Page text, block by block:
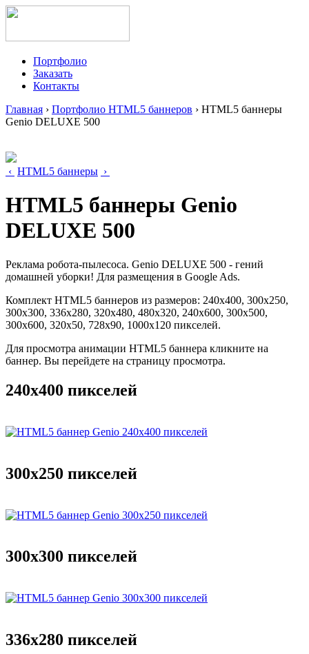
Портфолио
Заказать
Контакты
Главная › Портфолио HTML5 баннеров › HTML5 баннеры
Genio DELUXE 500
‹ HTML5 баннеры ›
HTML5 баннеры Genio
DELUXE 500
Реклама робота-пылесоса. Genio DELUXE 500 - гений
домашней уборки! Для размещения в Google Ads.
Комплект HTML5 баннеров из размеров: 240x400, 300x250,
300x300, 336x280, 320x480, 480x320, 240x600, 300x500,
300x600, 320x50, 728x90, 1000x120 пикселей.
Для просмотра анимации HTML5 баннера кликните на
баннер. Вы перейдете на страницу просмотра.
240x400 пикселей
300x250 пикселей
300x300 пикселей
336x280 пикселей